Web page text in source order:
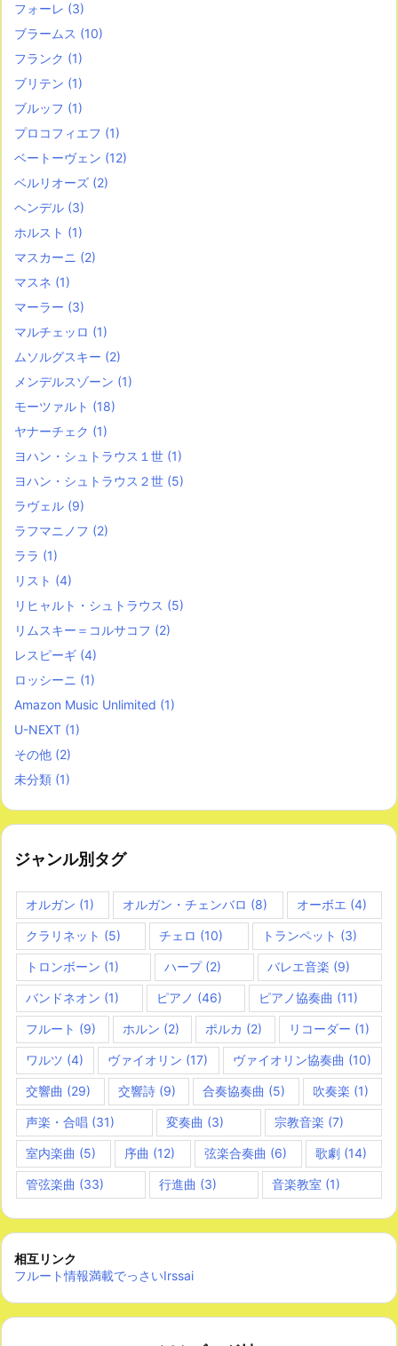
フォーレ (3)
ブラームス (10)
フランク (1)
ブリテン (1)
ブルッフ (1)
プロコフィエフ (1)
ベートーヴェン (12)
ベルリオーズ (2)
ヘンデル (3)
ホルスト (1)
マスカーニ (2)
マスネ (1)
マーラー (3)
マルチェッロ (1)
ムソルグスキー (2)
メンデルスゾーン (1)
モーツァルト (18)
ヤナーチェク (1)
ヨハン・シュトラウス１世 (1)
ヨハン・シュトラウス２世 (5)
ラヴェル (9)
ラフマニノフ (2)
ララ (1)
リスト (4)
リヒャルト・シュトラウス (5)
リムスキー＝コルサコフ (2)
レスピーギ (4)
ロッシーニ (1)
Amazon Music Unlimited (1)
U-NEXT (1)
その他 (2)
未分類 (1)
ジャンル別タグ
オルガン (1) オルガン・チェンバロ (8) オーボエ (4)
クラリネット (5) チェロ (10) トランペット (3)
トロンボーン (1) ハープ(2) バレエ音楽 (9)
バンドネオン (1) ピアノ (46) ピアノ協奏曲 (11)
フルート (9) ホルン (2) ポルカ (2) リコーダー (1)
ワルツ (4) ヴァイオリン (17) ヴァイオリン協奏曲 (10)
交響曲 (29) 交響詩(9) 合奏協奏曲 (5) 吹奏楽 (1)
声楽・合唱 (31) 変奏曲 (3) 宗教音楽 (7)
室内楽曲 (5) 序曲 (12) 弦楽合奏曲 (6) 歌劇(14)
管弦楽曲 (33) 行進曲 (3) 音楽教室 (1)
相互リンク
フルート情報満載でっさいIrssai